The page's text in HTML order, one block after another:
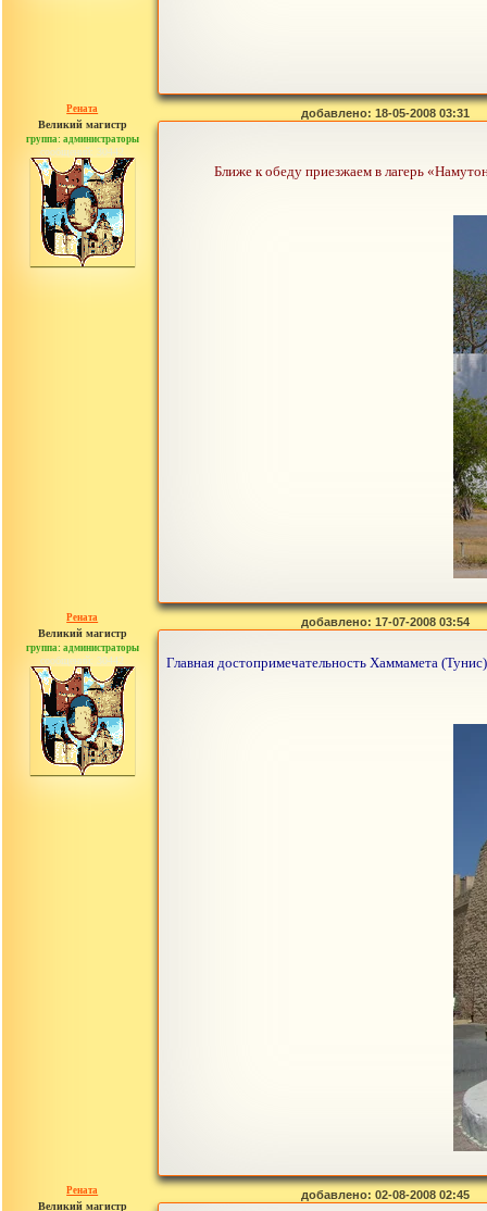
Рената
Великий магистр
группа: администраторы
сообщений: 30442
добавлено: 18-05-2008 03:31
Ближе к обеду приезжаем в лагерь
Рената
Великий магистр
группа: администраторы
сообщений: 30442
добавлено: 17-07-2008 03:54
Главная достопримечательность Хаммамета
Рената
Великий магистр
добавлено: 02-08-2008 02:45